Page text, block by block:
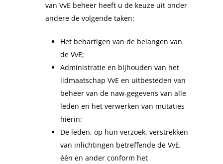
van VvE beheer heeft u de keuze uit onder
andere de volgende taken:
Het behartigen van de belangen van
de VvE;
Administratie en bijhouden van het
lidmaatschap VvE en uitbesteden van
beheer van de naw-gegevens van alle
leden en het verwerken van mutaties
hierin;
De leden, op hun verzoek, verstrekken
van inlichtingen betreffende de VvE,
één en ander conform het